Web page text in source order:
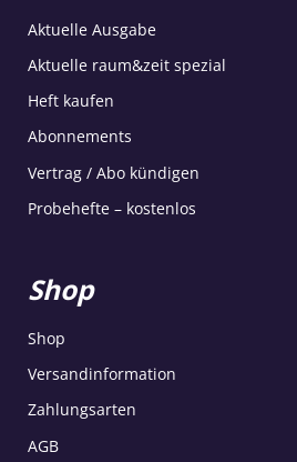
Aktuelle Ausgabe
Aktuelle raum&zeit spezial
Heft kaufen
Abonnements
Vertrag / Abo kündigen
Probehefte – kostenlos
Shop
Shop
Versandinformation
Zahlungsarten
AGB